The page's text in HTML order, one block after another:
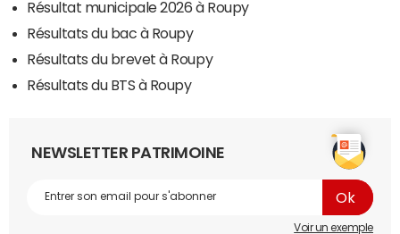
Résultat municipale 2026 à Roupy
Résultats du bac à Roupy
Résultats du brevet à Roupy
Résultats du BTS à Roupy
NEWSLETTER PATRIMOINE
Voir un exemple